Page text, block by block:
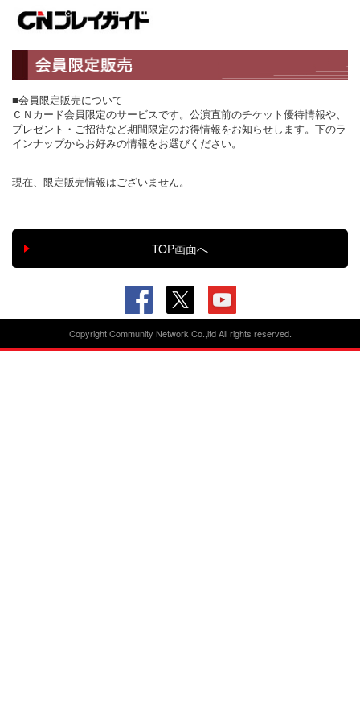
■会員限定販売について
ＣＮカード会員限定のサービスです。公演直前のチケット優待情報や、
プレゼント・ご招待など期間限定のお得情報をお知らせします。下のラ
インナップからお好みの情報をお選びください。
現在、限定販売情報はございません。
Copyright Community Network Co.,ltd All rights reserved.